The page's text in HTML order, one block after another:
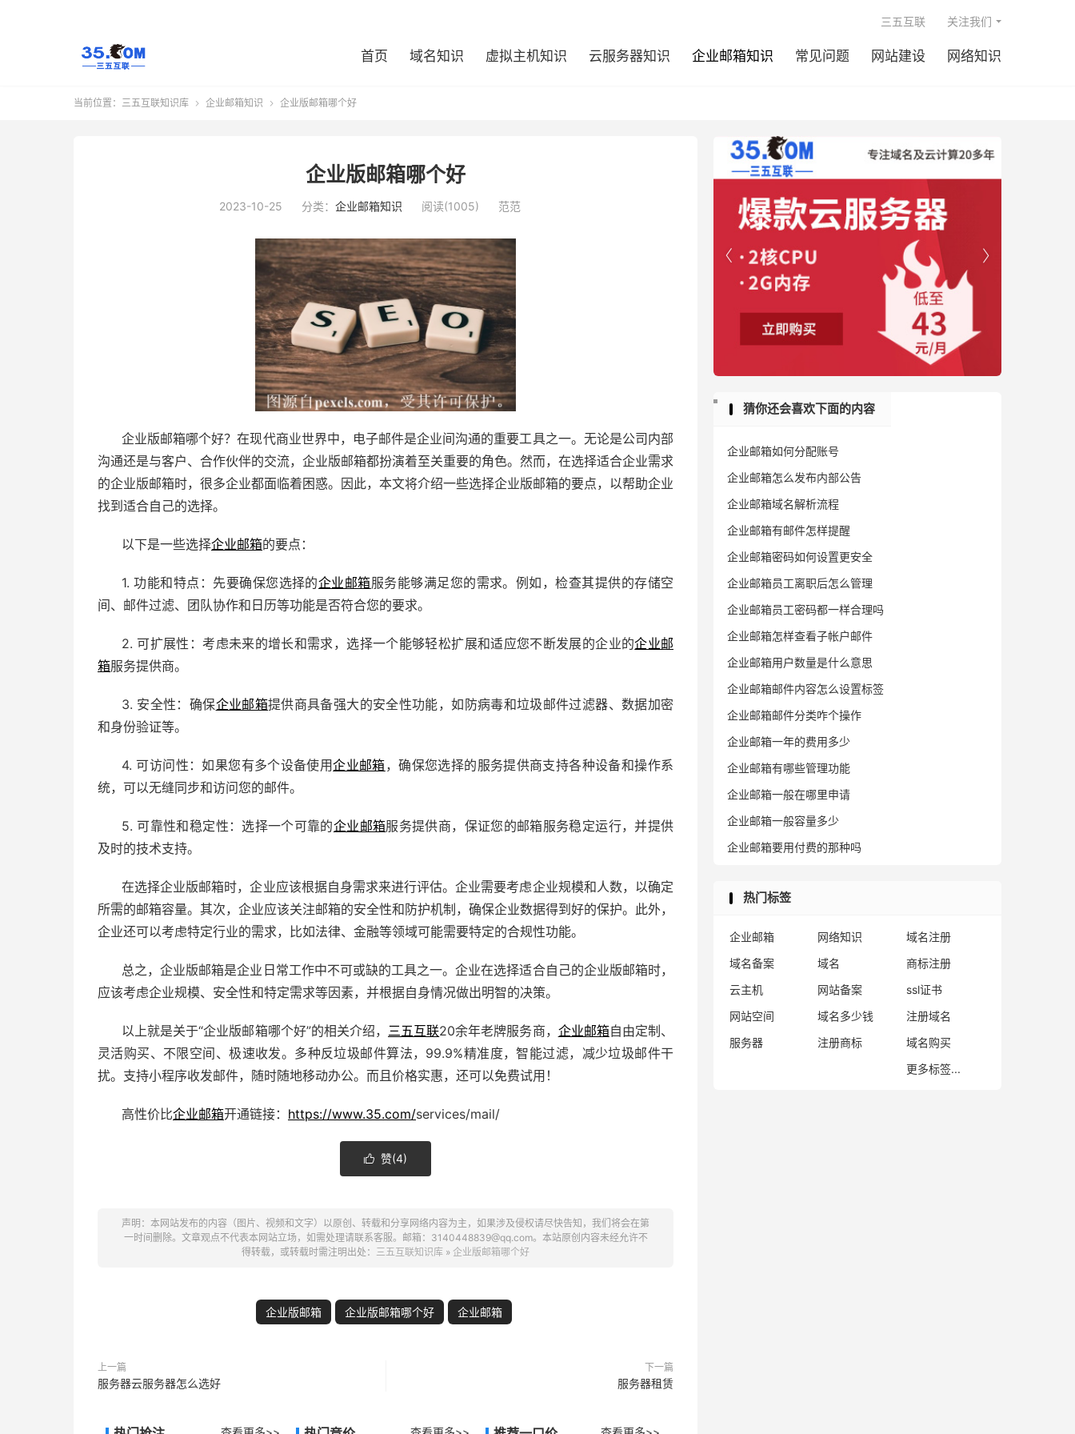
首页 域名知识 虚拟主机知识 云服务器知识 企业邮箱知识 常见问题 网站建设 网络知识
三五互联 关注我们
当前位置： 三五互联知识库  企业邮箱知识  企业版邮箱哪个好
企业版邮箱哪个好
2023-10-25 分类： 企业邮箱知识 阅读(1005) 范范
企业版邮箱哪个好？在现代商业世界中，电子邮件是企业间沟通的重要工具之一。无论是公司内部
沟通还是与客户、合作伙伴的交流，企业版邮箱都扮演着至关重要的角色。然而，在选择适合企业需求
的企业版邮箱时，很多企业都面临着困惑。因此，本文将介绍一些选择企业版邮箱的要点，以帮助企业
找到适合自己的选择。
以下是一些选择企业邮箱的要点：
1. 功能和特点：先要确保您选择的企业邮箱服务能够满足您的需求。例如，检查其提供的存储空
间、邮件过滤、团队协作和日历等功能是否符合您的要求。
2. 可扩展性：考虑未来的增长和需求，选择一个能够轻松扩展和适应您不断发展的企业的企业邮
箱服务提供商。
3. 安全性：确保企业邮箱提供商具备强大的安全性功能，如防病毒和垃圾邮件过滤器、数据加密
和身份验证等。
4. 可访问性：如果您有多个设备使用企业邮箱，确保您选择的服务提供商支持各种设备和操作系
统，可以无缝同步和访问您的邮件。
5. 可靠性和稳定性：选择一个可靠的企业邮箱服务提供商，保证您的邮箱服务稳定运行，并提供
及时的技术支持。
在选择企业版邮箱时，企业应该根据自身需求来进行评估。企业需要考虑企业规模和人数，以确定
所需的邮箱容量。其次，企业应该关注邮箱的安全性和防护机制，确保企业数据得到好的保护。此外，
企业还可以考虑特定行业的需求，比如法律、金融等领域可能需要特定的合规性功能。
总之，企业版邮箱是企业日常工作中不可或缺的工具之一。企业在选择适合自己的企业版邮箱时，
应该考虑企业规模、安全性和特定需求等因素，并根据自身情况做出明智的决策。
以上就是关于“企业版邮箱哪个好”的相关介绍， 三五互联20余年老牌服务商， 企业邮箱自由定制、
灵活购买、不限空间、极速收发。多种反垃圾邮件算法，99.9%精准度，智能过滤，减少垃圾邮件干
扰。支持小程序收发邮件，随时随地移动办公。而且价格实惠，还可以免费试用！
高性价比企业邮箱开通链接： https://www.35.com/services/mail/
 赞(4)
声明：本网站发布的内容（图片、视频和文字）以原创、转载和分享网络内容为主，如果涉及侵权请尽快告知，我们将会在第
一时间删除。文章观点不代表本网站立场，如需处理请联系客服。邮箱：3140448839@qq.com。本站原创内容未经允许不
得转载，或转载时需注明出处： 三五互联知识库 » 企业版邮箱哪个好
企业版邮箱 企业版邮箱哪个好 企业邮箱
上一篇
服务器云服务器怎么选好
下一篇
服务器租赁


猜你还会喜欢下面的内容
企业邮箱如何分配账号
企业邮箱怎么发布内部公告
企业邮箱域名解析流程
企业邮箱有邮件怎样提醒
企业邮箱密码如何设置更安全
企业邮箱员工离职后怎么管理
企业邮箱员工密码都一样合理吗
企业邮箱怎样查看子帐户邮件
企业邮箱用户数量是什么意思
企业邮箱邮件内容怎么设置标签
企业邮箱邮件分类咋个操作
企业邮箱一年的费用多少
企业邮箱有哪些管理功能
企业邮箱一般在哪里申请
企业邮箱一般容量多少
企业邮箱要用付费的那种吗
热门标签
企业邮箱 网络知识
域名注册
域名备案
域名
商标注册
云主机
网站备案
ssl证书
网站空间
域名多少钱
注册域名
服务器
注册商标
域名购买
更多标签...